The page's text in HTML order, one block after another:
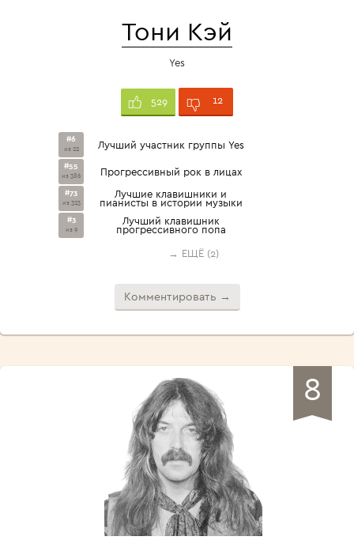
Тони Кэй
Yes
529 12
#6
из 22 Лучший участник группы Yes
#55
из 386 Прогрессивный рок в лицах
#73
из 323
Лучшие клавишники и
пианисты в истории музыки
#3
из 9
Лучший клавишник
прогрессивного попа
→ ЕЩЁ (2)
Комментировать →
8